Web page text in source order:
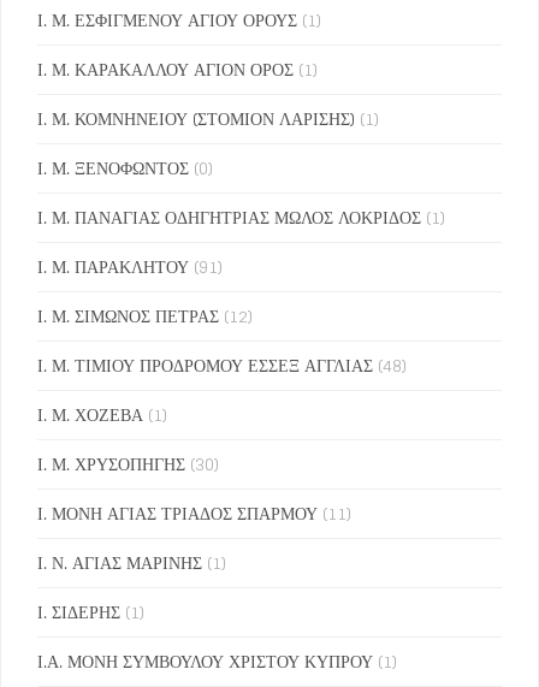
Ι. Μ. ΕΣΦΙΓΜΕΝΟΥ ΑΓΙΟΥ ΟΡΟΥΣ (1)
Ι. Μ. ΚΑΡΑΚΑΛΛΟΥ ΑΓΙΟΝ ΟΡΟΣ (1)
Ι. Μ. ΚΟΜΝΗΝΕΙΟΥ (ΣΤΟΜΙΟΝ ΛΑΡΙΣΗΣ) (1)
Ι. Μ. ΞΕΝΟΦΩΝΤΟΣ (0)
Ι. Μ. ΠΑΝΑΓΙΑΣ ΟΔΗΓΗΤΡΙΑΣ ΜΩΛΟΣ ΛΟΚΡΙΔΟΣ (1)
Ι. Μ. ΠΑΡΑΚΛΗΤΟΥ (91)
Ι. Μ. ΣΙΜΩΝΟΣ ΠΕΤΡΑΣ (12)
Ι. Μ. ΤΙΜΙΟΥ ΠΡΟΔΡΟΜΟΥ ΕΣΣΕΞ ΑΓΓΛΙΑΣ (48)
Ι. Μ. ΧΟΖΕΒΑ (1)
Ι. Μ. ΧΡΥΣΟΠΗΓΗΣ (30)
Ι. ΜΟΝΗ ΑΓΙΑΣ ΤΡΙΑΔΟΣ ΣΠΑΡΜΟΥ (11)
Ι. Ν. ΑΓΙΑΣ ΜΑΡΙΝΗΣ (1)
Ι. ΣΙΔΕΡΗΣ (1)
Ι.Α. ΜΟΝΗ ΣΥΜΒΟΥΛΟΥ ΧΡΙΣΤΟΥ ΚΥΠΡΟΥ (1)